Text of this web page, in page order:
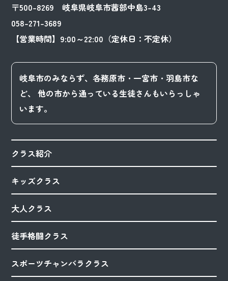
〒500-8269 岐阜県岐阜市茜部中島3-43
058-271-3689
【営業時間】9:00～22:00（定休日：不定休）
岐阜市のみならず、各務原市・一宮市・羽島市な
ど、
他の市から通っている生徒さんもいらっしゃ
います。
クラス紹介
キッズクラス
大人クラス
徒手格闘クラス
スポーツチャンバラクラス